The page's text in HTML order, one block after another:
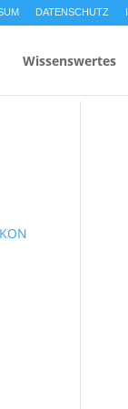
DATENSCHUTZ
Wissenswertes